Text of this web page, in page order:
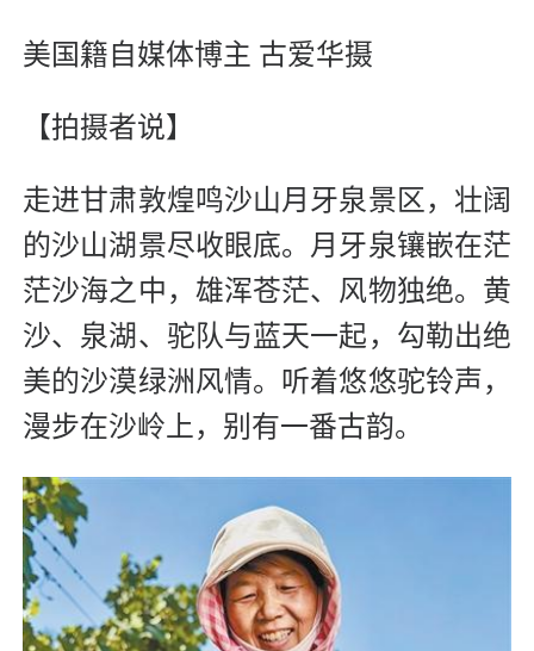
美国籍自媒体博主 古爱华摄
【拍摄者说】
走进甘肃敦煌鸣沙山月牙泉景区，壮阔
的沙山湖景尽收眼底。月牙泉镶嵌在茫
茫沙海之中，雄浑苍茫、风物独绝。黄
沙、泉湖、驼队与蓝天一起，勾勒出绝
美的沙漠绿洲风情。听着悠悠驼铃声，
漫步在沙岭上，别有一番古韵。